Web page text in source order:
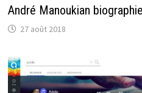
André Manoukian
27 août 2018